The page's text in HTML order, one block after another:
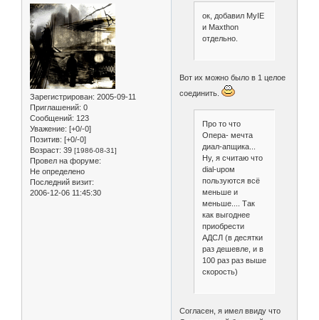
Зарегистрирован: 2005-09-11
Приглашений: 0
Сообщений: 123
Уважение: [+0/-0]
Позитив: [+0/-0]
Возраст: 39 [1986-08-31]
Провел на форуме:
Не определено
Последний визит:
2006-12-06 11:45:30
ок, добавил MyIE
и Maxthon
отдельно.
Вот их можно было в 1 целое
соединить.
Про то что
Опера- мечта
диал-апщика...
Ну, я считаю что
dial-upом
пользуются всё
меньше и
меньше.... Так
как выгоднее
приобрести
АДСЛ (в десятки
раз дешевле, и в
100 раз раз выше
скорость)
Согласен, я имел ввиду что